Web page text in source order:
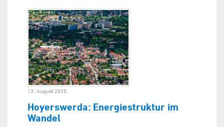
13. August 2025
Hoyerswerda: Energiestruktur im
Wandel